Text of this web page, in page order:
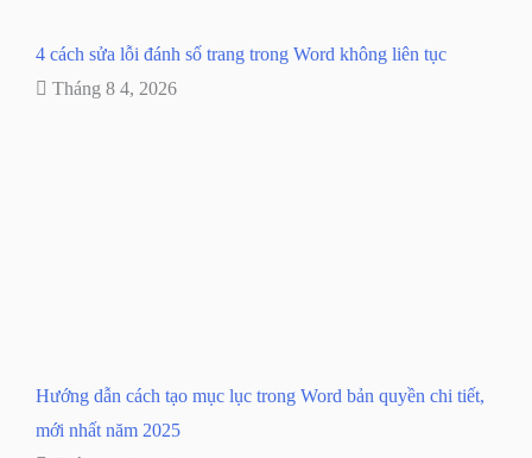
4 cách sửa lỗi đánh số trang trong Word không liên tục
Tháng 8 4, 2026
Hướng dẫn cách tạo mục lục trong Word bản quyền chi tiết,
mới nhất năm 2025